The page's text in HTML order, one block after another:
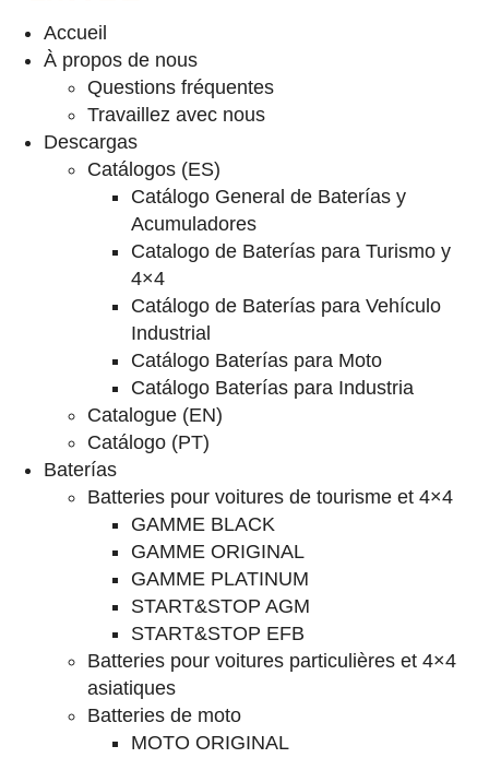
Accueil
À propos de nous
Questions fréquentes
Travaillez avec nous
Descargas
Catálogos (ES)
Catálogo General de Baterías y
Acumuladores
Catalogo de Baterías para Turismo y
4×4
Catálogo de Baterías para Vehículo
Industrial
Catálogo Baterías para Moto
Catálogo Baterías para Industria
Catalogue (EN)
Catálogo (PT)
Baterías
Batteries pour voitures de tourisme et 4×4
GAMME BLACK
GAMME ORIGINAL
GAMME PLATINUM
START&STOP AGM
START&STOP EFB
Batteries pour voitures particulières et 4×4
asiatiques
Batteries de moto
MOTO ORIGINAL